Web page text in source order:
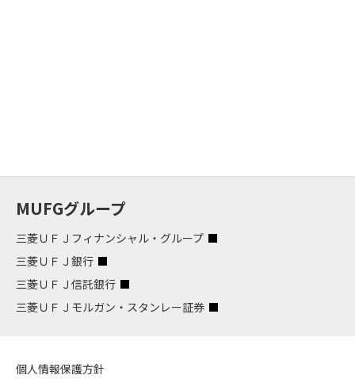
MUFGグループ
三菱ＵＦＪフィナンシャル・グループ
三菱ＵＦＪ銀行
三菱ＵＦＪ信託銀行
三菱ＵＦＪモルガン・スタンレー証券
個人情報保護方針